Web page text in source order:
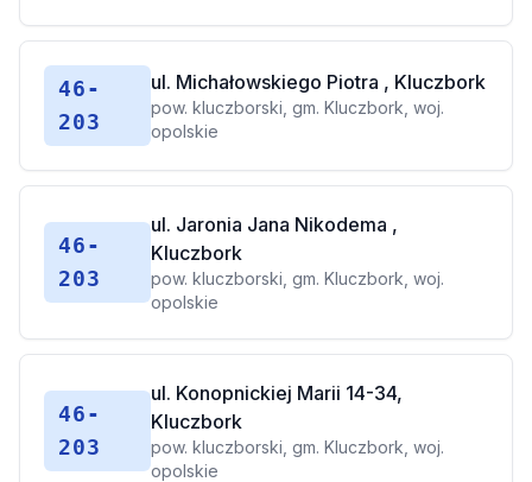
46-
203
ul. Michałowskiego Piotra , Kluczbork
pow. kluczborski, gm. Kluczbork, woj.
opolskie
46-
203
ul. Jaronia Jana Nikodema ,
Kluczbork
pow. kluczborski, gm. Kluczbork, woj.
opolskie
46-
203
ul. Konopnickiej Marii 14-34,
Kluczbork
pow. kluczborski, gm. Kluczbork, woj.
opolskie